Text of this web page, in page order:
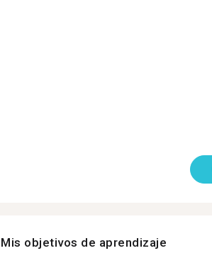
Mis objetivos de aprendizaje